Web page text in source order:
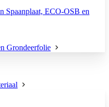
Spaanplaat, ECO-OSB en
Grondeerfolie